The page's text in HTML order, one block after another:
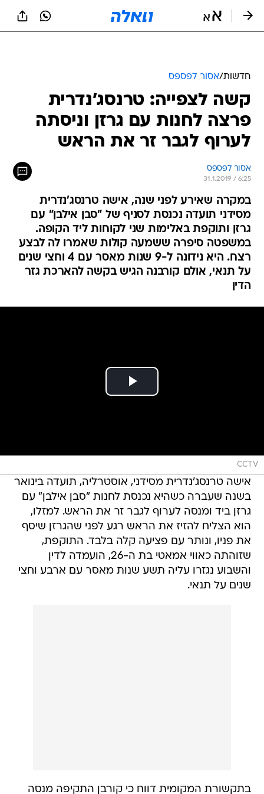
חדשות/אסור לפספס
קשה לצפייה: טרנסג'נדרית
פרצה לחנות עם גרזן וניסתה
לערוף לגבר זר את הראש
אסור לפספס
31.1.2019 / 6:25
במקרה שאירע לפני שנה, אישה טרנסג'נדרית
מסידני תועדה נכנסת לסניף של "סבן אילבן" עם
גרזן ותוקפת באלימות שני לקוחות ליד הקופה.
במשפטה סיפרה ששמעה קולות שאמרו לה לבצע
רצח. היא נידונה ל-9 שנות מאסר עם 4 וחצי שנים
על תנאי, אולם קורבנה הגיש בקשה להארכת גזר
הדין
CCTV
אישה טרנסג'נדרית מסידני, אוסטרליה, תועדה בינואר
בשנה שעברה כשהיא נכנסת לחנות "סבן אילבן" עם
גרזן ביד ומנסה לערוף לגבר זר את הראש. למזלו,
הוא הצליח להזיז את הראש רגע לפני שהגרזן שיסף
את פניו, ונותר עם פציעה קלה בלבד. התוקפת,
שזוהתה כאווי אמאטי בת ה-26, הועמדה לדין
והשבוע נגזרו עליה תשע שנות מאסר עם ארבע וחצי
שנים על תנאי.
בתקשורת המקומית דווח כי קורבן התקיפה מנסה